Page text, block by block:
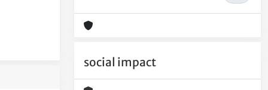
social impact